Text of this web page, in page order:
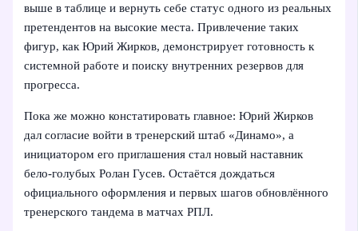
выше в таблице и вернуть себе статус одного из реальных
претендентов на высокие места. Привлечение таких
фигур, как Юрий Жирков, демонстрирует готовность к
системной работе и поиску внутренних резервов для
прогресса.
Пока же можно констатировать главное: Юрий Жирков
дал согласие войти в тренерский штаб «Динамо», а
инициатором его приглашения стал новый наставник
бело‑голубых Ролан Гусев. Остаётся дождаться
официального оформления и первых шагов обновлённого
тренерского тандема в матчах РПЛ.